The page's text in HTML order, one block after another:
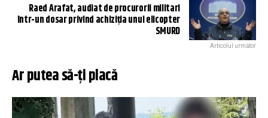
Raed Arafat, audiat de procurorii militari
într-un dosar privind achiziția unui elicopter
SMURD
Articolul următor
Ar putea să-ți placă